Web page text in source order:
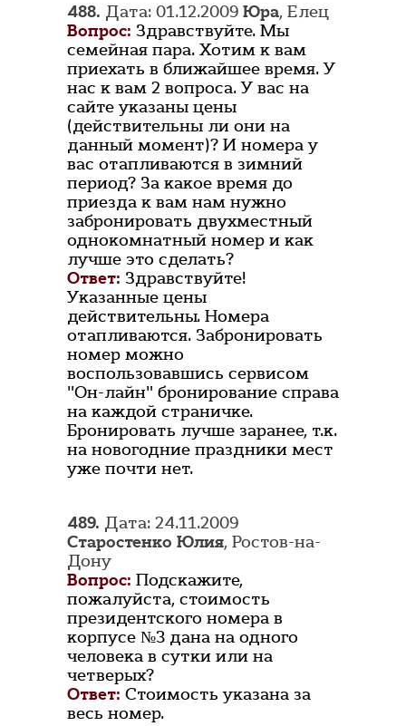
488. Дата: 01.12.2009 Юра, Елец
Вопрос: Здравствуйте. Мы
семейная пара. Хотим к вам
приехать в ближайшее время. У
нас к вам 2 вопроса. У вас на
сайте указаны цены
(действительны ли они на
данный момент)? И номера у
вас отапливаются в зимний
период? За какое время до
приезда к вам нам нужно
забронировать двухместный
однокомнатный номер и как
лучше это сделать?
Ответ: Здравствуйте!
Указанные цены
действительны. Номера
отапливаются. Забронировать
номер можно
воспользовавшись сервисом
"Он-лайн" бронирование справа
на каждой страничке.
Бронировать лучше заранее, т.к.
на новогодние праздники мест
уже почти нет.
489. Дата: 24.11.2009
Старостенко Юлия, Ростов-на-
Дону
Вопрос: Подскажите,
пожалуйста, стоимость
президентского номера в
корпусе №3 дана на одного
человека в сутки или на
четверых?
Ответ: Стоимость указана за
весь номер.